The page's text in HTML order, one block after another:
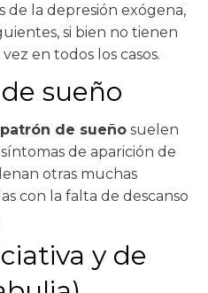
de la depresión exógena,
si bien no tienen
en todos los casos.
sueño
de sueño suelen
de aparición de
otras muchas
con la falta de descanso
y de